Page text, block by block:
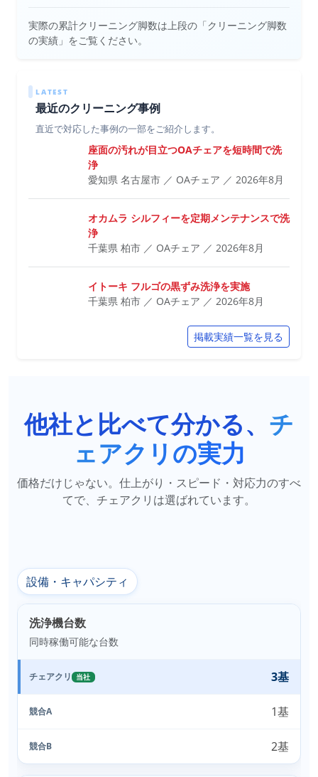
実際の累計クリーニング脚数は上段の「クリーニング脚数
の実績」をご覧ください。
LATEST
最近のクリーニング事例
直近で対応した事例の一部をご紹介します。
座面の汚れが目立つOAチェアを短時間で洗
浄
愛知県 名古屋市 ／ OAチェア ／ 2026年8月
オカムラ シルフィーを定期メンテナンスで洗
浄
千葉県 柏市 ／ OAチェア ／ 2026年8月
イトーキ フルゴの黒ずみ洗浄を実施
千葉県 柏市 ／ OAチェア ／ 2026年8月
掲載実績一覧を見る
他社と比べて分かる、 チ
ェアクリの実力
価格だけじゃない。仕上がり・スピード・対応力のすべ
てで、チェアクリは選ばれています。
設備・キャパシティ
洗浄機台数
同時稼働可能な台数
チェアクリ 当社 3基
競合A 1基
競合B 2基